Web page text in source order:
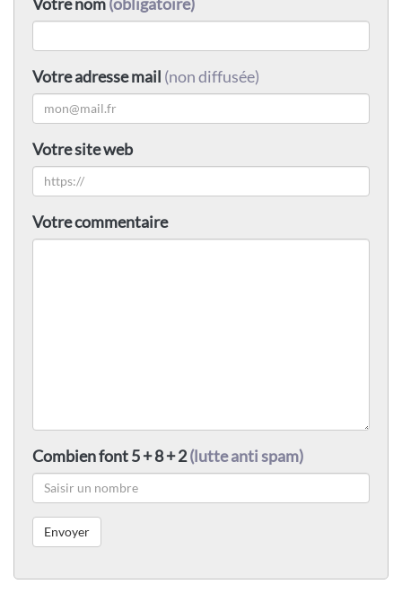
Votre adresse mail (non diffusée)
Votre site web
Votre commentaire
Combien font 5 + 8 + 2(lutte anti spam)